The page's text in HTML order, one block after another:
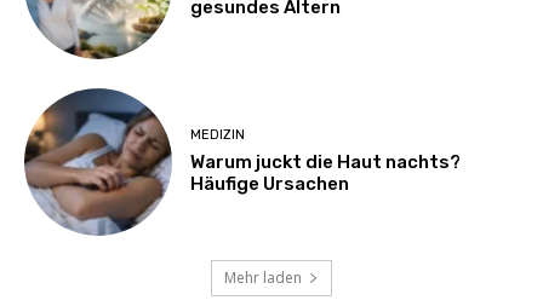
gesundes Altern
MEDIZIN
Warum juckt die Haut nachts?
Häufige Ursachen
Mehr laden